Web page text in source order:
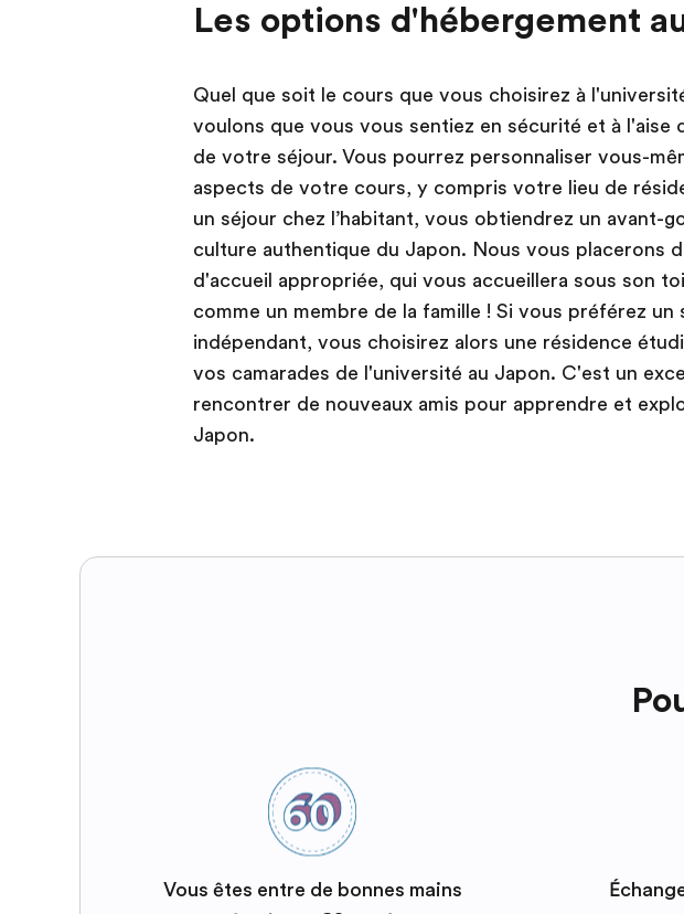
Les options d'hébergement
Quel que soit le cours que vous choisirez à
voulons que vous vous sentiez en sécurité et à l'aise
de votre séjour. Vous pourrez personnaliser vous-
aspects de votre cours, y compris votre lieu de
un séjour chez l’habitant, vous obtiendrez un avant-
culture authentique du Japon. Nous vous placerons
d'accueil appropriée, qui vous accueillera sous son
comme un membre de la famille ! Si vous préférez un
indépendant, vous choisirez alors une résidence
vos camarades de l'université au Japon. C'est un
rencontrer de nouveaux amis pour apprendre et
Japon.
Vous êtes entre de bonnes mains